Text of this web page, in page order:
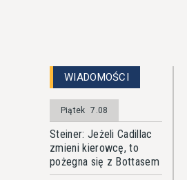
WIADOMOŚCI
Piątek 7.08
Steiner: Jeżeli Cadillac
zmieni kierowcę, to
pożegna się z Bottasem